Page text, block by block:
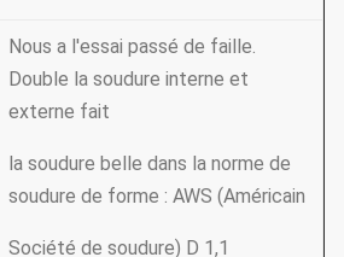
Nous a l'essai passé de faille.
Double la soudure interne et
externe fait
la soudure belle dans la norme de
soudure de forme : AWS (Américain
Société de soudure) D 1,1